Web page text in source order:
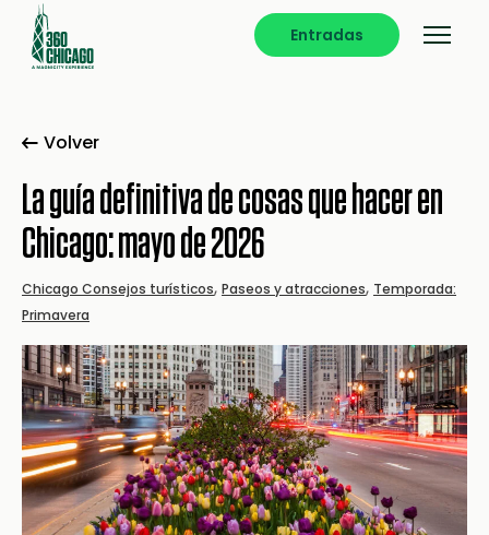
Entradas
Volver
La guía definitiva de cosas que hacer en
Chicago: mayo de 2026
Chicago Consejos turísticos, Paseos y atracciones, Temporada:
Primavera